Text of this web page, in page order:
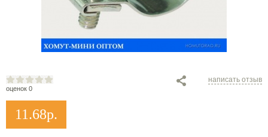
оценок 0
написать отзыв
11.68р.